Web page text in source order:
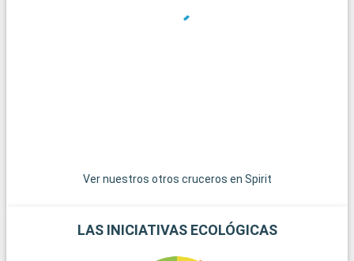
Ver nuestros otros cruceros en Spirit
LAS INICIATIVAS ECOLÓGICAS